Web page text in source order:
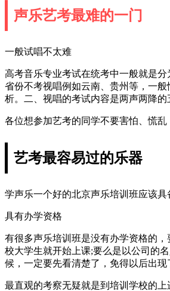
声乐艺考最难的一门
一般试唱不太难
高考音乐专业考试在统考中一般就是
省份不考视唱例如云南、贵州等，一
析。二、视唱的考试内容是两声两降
各位想参加艺考的同学不要害怕、慌
艺考最容易过的乐器
学声乐一个好的北京声乐培训班应该具
具有办学资格
有很多声乐培训班是没有办学资格的
校大学生就开始上课;要么是以公司的
候，一定要先看清楚了，免得以后出现
最直观的考察无疑就是到培训学校的